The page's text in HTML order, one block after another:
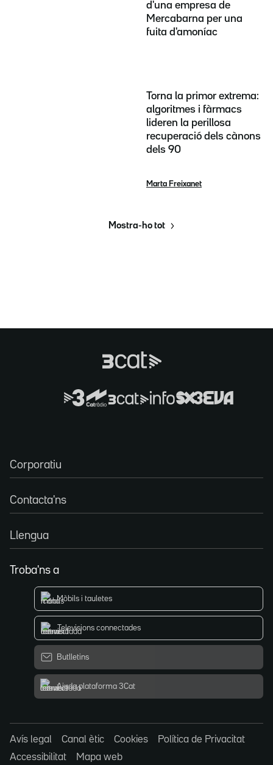
d'una empresa de
Mercabarna per una
fuita d'amoníac
Torna la primor extrema:
algoritmes i fàrmacs
lideren la perillosa
recuperació dels cànons
dels 90
Marta Freixanet
Mostra-ho tot
Corporatiu
Contacta'ns
Llengua
Troba'ns a
Mòbils i tauletes
Televisions connectades
Butlletins
Ajuda plataforma 3Cat
Avís legal Canal ètic Cookies
Política de Privacitat
Accessibilitat
Mapa web